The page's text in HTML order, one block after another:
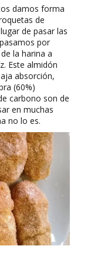
damos forma
de
de pasar las
por
la harina a
Este almidón
absorción,
(60%)
carbono son de
en muchas
no lo es.